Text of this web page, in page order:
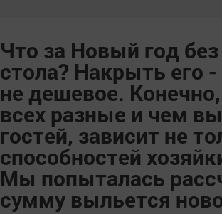
Что за Новый год
стола? Накрыть его
не дешевое.
всех разные и чем
гостей, зависит не
способностей
Мы попыталась
сумму выльется